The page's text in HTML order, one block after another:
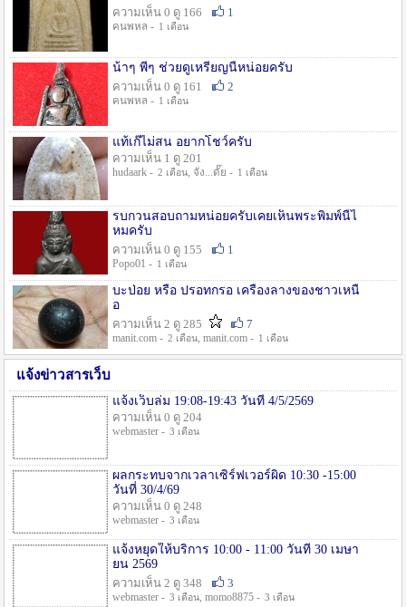
ความเห็น 0 ดู 166
1
คนพหล - 1 เดือน
น้าๆ พี่ๆ ช่วยดูเหรียญนี้หน่อยครับ
ความเห็น 0 ดู 161
2
คนพหล - 1 เดือน
แท้เก๊ไม่สน อยากโชว์ครับ
ความเห็น 1 ดู 201
hudaark - 2 เดือน, จัง...ดั๊ย - 1 เดือน
รบกวนสอบถามหน่อยครับเคยเห็นพระพิมพ์นี้ไ
หมครับ
ความเห็น 0 ดู 155
1
Popo01 - 1 เดือน
บะป่อย หรือ ปรอทกรอ เครื่องลางของชาวเหนื
อ
ความเห็น 2 ดู 285
7
manit.com - 2 เดือน, manit.com - 1 เดือน
แจ้งข่าวสารเว็บ
แจ้งเว็บล่ม 19:08-19:43 วันที่ 4/5/2569
ความเห็น 0 ดู 204
webmaster - 3 เดือน
ผลกระทบจากเวลาเซิร์ฟเวอร์ผิด 10:30 -15:00
วันที่ 30/4/69
ความเห็น 0 ดู 248
webmaster - 3 เดือน
แจ้งหยุดให้บริการ 10:00 - 11:00 วันที่ 30 เมษา
ยน 2569
ความเห็น 2 ดู 348
3
webmaster - 3 เดือน, momo8875 - 3 เดือน